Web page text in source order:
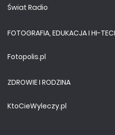
Świat Radio
FOTOGRAFIA, EDUKACJA I HI-
Fotopolis.pl
ZDROWIE I RODZINA
KtoCieWyleczy.pl